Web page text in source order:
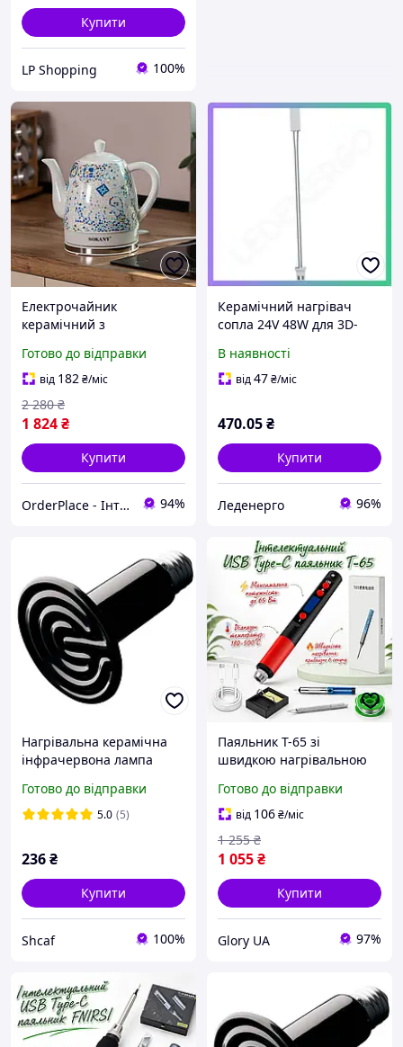
Купити
LP Shopping 100%
Електрочайник
керамічний з
1000 Вт 1.5 л кухонний
електричний чайник Білі
електрочайники Мозаїка
Готово до відправки
від 182₴/міс
1 824₴
2 280 ₴
Купити
OrderPlace - Інтернет-магазин товарів для дому 94%
Керамічний нагрівач
сопла 24V 48W для 3D-
X1C нагрівальний
елемент
В наявності
від47₴/міс
470.05₴
Купити
Леденерго 96%
Нагрівальна керамічна
інфрачервона лампа
брудер абоdb 150 W
Готово до відправки
5.0 (5)
236₴
Купити
Shcaf 100%
Паяльник T-65 зі
швидкою нагрівальною
нагрівачем, Портативні
паяльники з можливістю
зміни жала TypeC
Готово до відправки
від 106₴/міс
1 055₴
1 255 ₴
Купити
Glory UA 97%